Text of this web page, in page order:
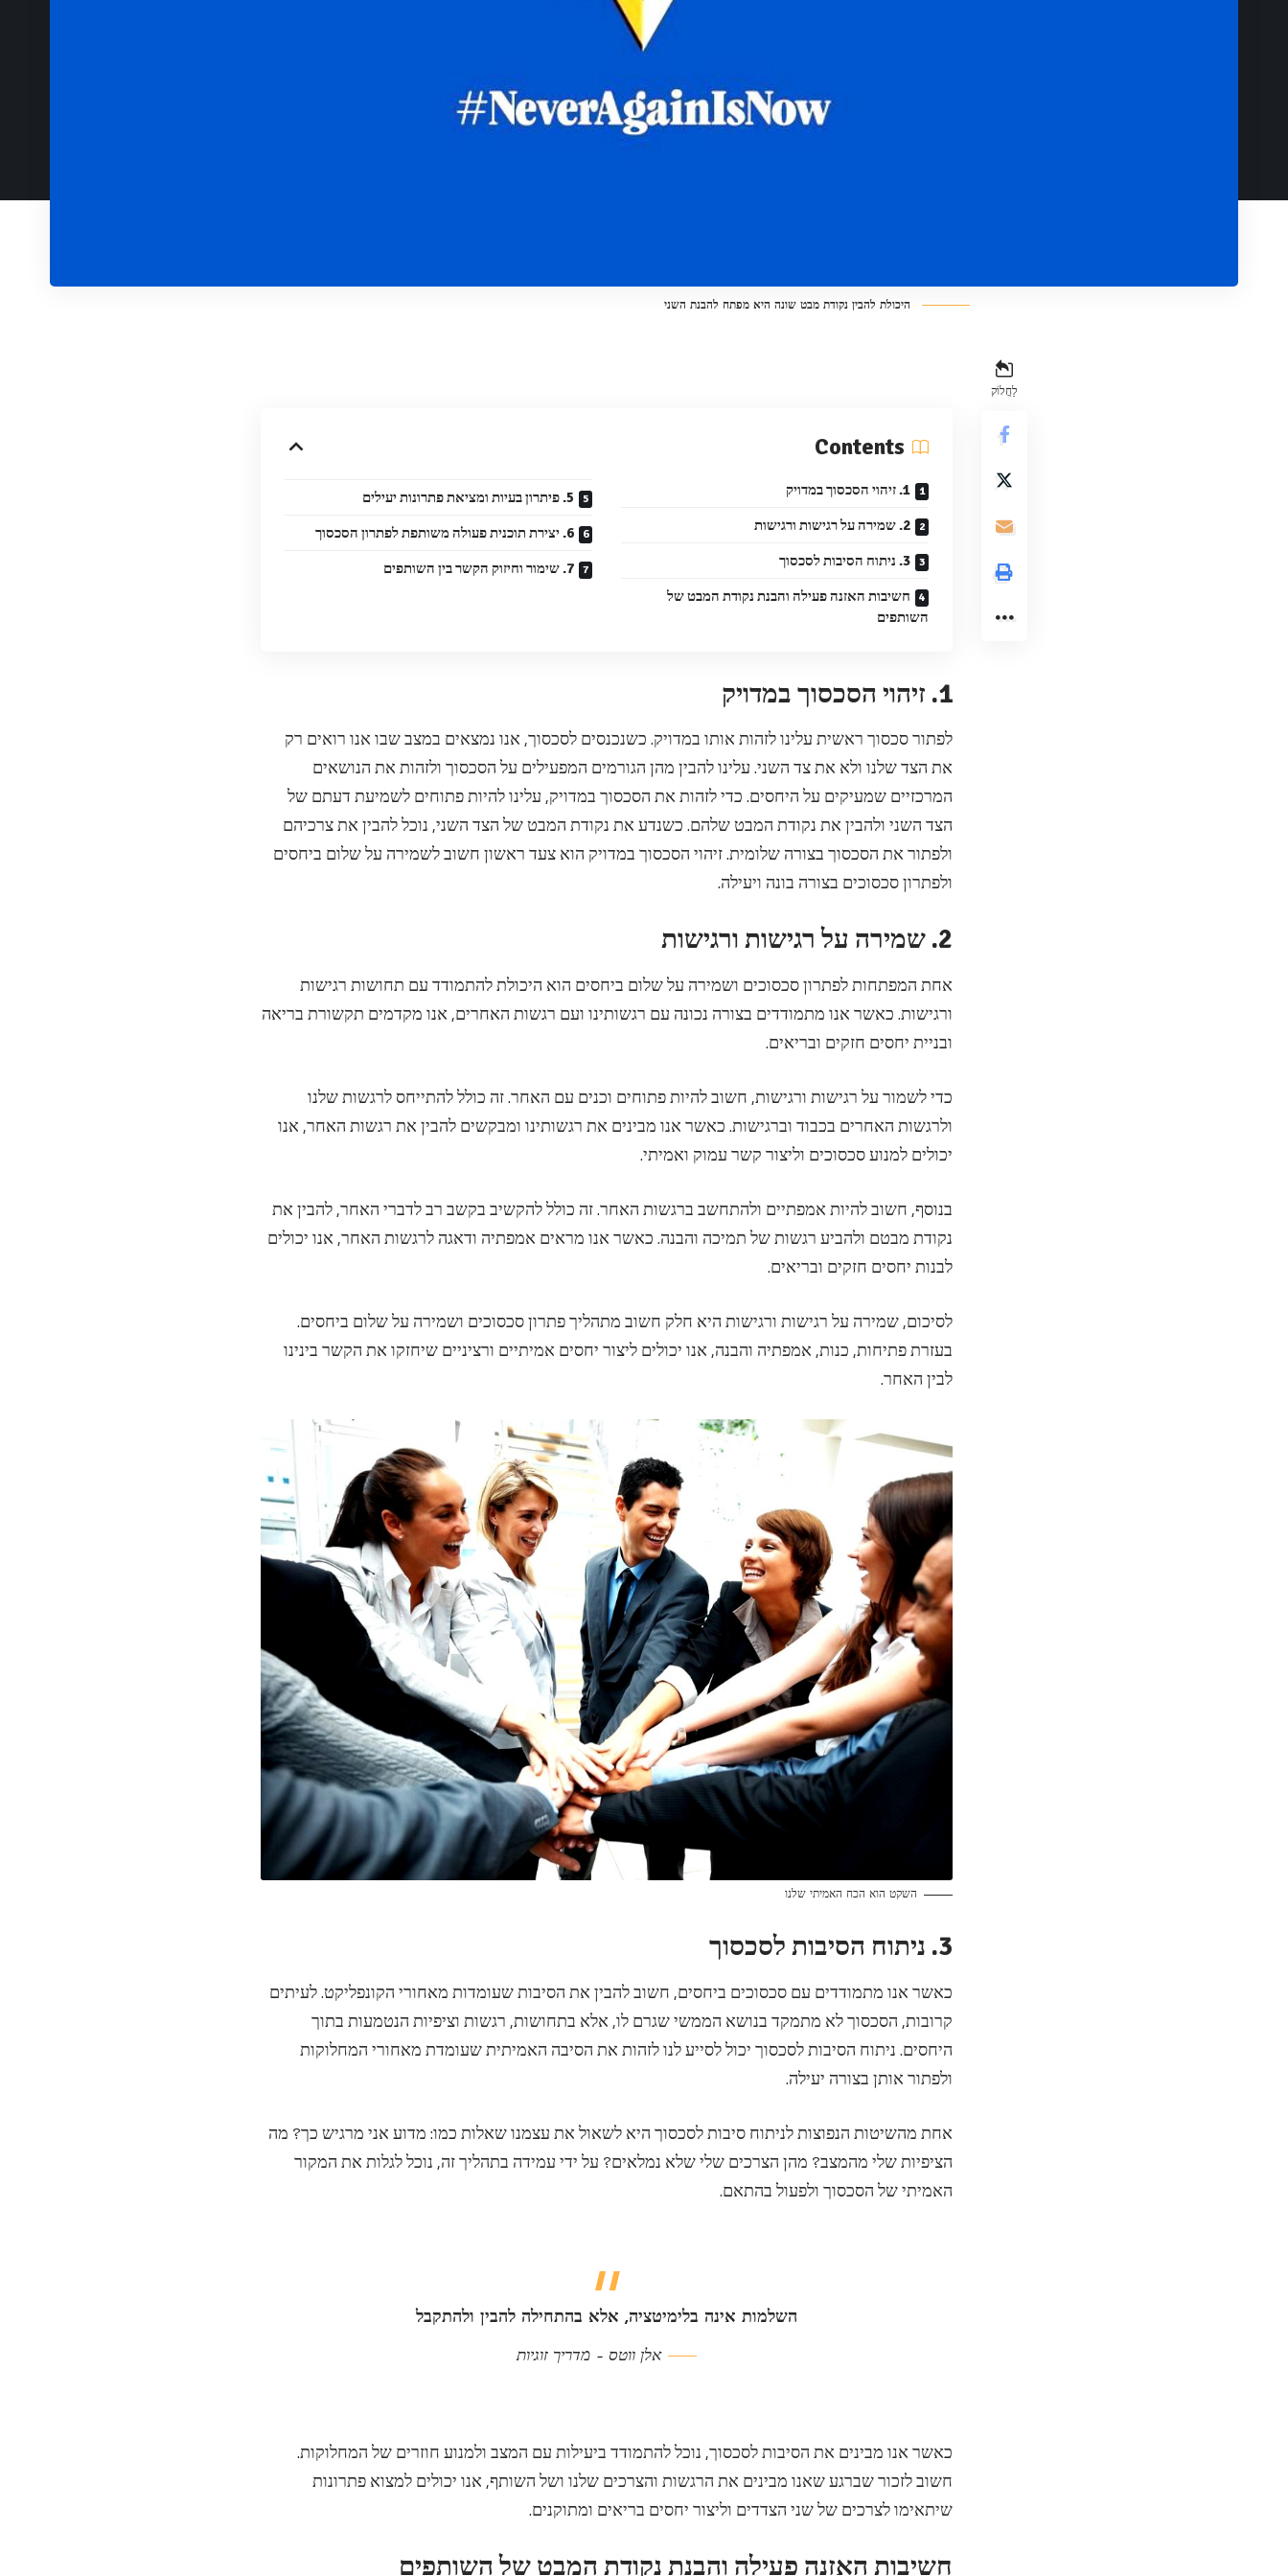
היכולת להבין נקודת מבט שונה היא מפתח להבנת השני
לַחֲלוֹק
Contents
1. זיהוי הסכסוך במדויק
2. שמירה על רגישות ורגישות
3. ניתוח הסיבות לסכסוך
חשיבות האזנה פעילה והבנת נקודת המבט של
השותפים
5. פיתרון בעיות ומציאת פתרונות יעילים
6. יצירת תוכנית פעולה משותפת לפתרון הסכסוך
7. שימור וחיזוק הקשר בין השותפים
1. זיהוי הסכסוך במדויק
לפתור סכסוך ראשית עלינו לזהות אותו במדויק. כשנכנסים לסכסוך, אנו נמצאים במצב שבו אנו רואים רק
את הצד שלנו ולא את צד השני. עלינו להבין מהן הגורמים המפעילים על הסכסוך ולזהות את הנושאים
המרכזיים שמעיקים על היחסים. כדי לזהות את הסכסוך במדויק, עלינו להיות פתוחים לשמיעת דעתם של
הצד השני ולהבין את נקודת המבט שלהם. כשנדע את נקודת המבט של הצד השני, נוכל להבין את צרכיהם
ולפתור את הסכסוך בצורה שלומית. זיהוי הסכסוך במדויק הוא צעד ראשון חשוב לשמירה על שלום ביחסים
ולפתרון סכסוכים בצורה בונה ויעילה.
2. שמירה על רגישות ורגישות
אחת המפתחות לפתרון סכסוכים ושמירה על שלום ביחסים הוא היכולת להתמודד עם תחושות רגישות
ורגישות. כאשר אנו מתמודדים בצורה נכונה עם רגשותינו ועם רגשות האחרים, אנו מקדמים תקשורת בריאה
ובניית יחסים חזקים ובריאים.
כדי לשמור על רגישות ורגישות, חשוב להיות פתוחים וכנים עם האחר. זה כולל להתייחס לרגשות שלנו
ולרגשות האחרים בכבוד וברגישות. כאשר אנו מבינים את רגשותינו ומבקשים להבין את רגשות האחר, אנו
יכולים למנוע סכסוכים וליצור קשר עמוק ואמיתי.
בנוסף, חשוב להיות אמפתיים ולהתחשב ברגשות האחר. זה כולל להקשיב בקשב רב לדברי האחר, להבין את
נקודת מבטם ולהביע רגשות של תמיכה והבנה. כאשר אנו מראים אמפתיה ודאגה לרגשות האחר, אנו יכולים
לבנות יחסים חזקים ובריאים.
לסיכום, שמירה על רגישות ורגישות היא חלק חשוב מתהליך פתרון סכסוכים ושמירה על שלום ביחסים.
בעזרת פתיחות, כנות, אמפתיה והבנה, אנו יכולים ליצור יחסים אמיתיים ורציניים שיחזקו את הקשר בינינו
לבין האחר.
השקט הוא הכח האמיתי שלנו
3. ניתוח הסיבות לסכסוך
כאשר אנו מתמודדים עם סכסוכים ביחסים, חשוב להבין את הסיבות שעומדות מאחורי הקונפליקט. לעיתים
קרובות, הסכסוך לא מתמקד בנושא הממשי שגרם לו, אלא בתחושות, רגשות וציפיות הנטמעות בתוך
היחסים. ניתוח הסיבות לסכסוך יכול לסייע לנו לזהות את הסיבה האמיתית שעומדת מאחורי המחלוקות
ולפתור אותן בצורה יעילה.
אחת מהשיטות הנפוצות לניתוח סיבות לסכסוך היא לשאול את עצמנו שאלות כמו: מדוע אני מרגיש כך? מה
הציפיות שלי מהמצב? מהן הצרכים שלי שלא נמלאים? על ידי עמידה בתהליך זה, נוכל לגלות את המקור
האמיתי של הסכסוך ולפעול בהתאם.
השלמות אינה בלימיטציה, אלא בהתחילה להבין ולהתקבל
אלן ווטס – מדריך זוגיות
כאשר אנו מבינים את הסיבות לסכסוך, נוכל להתמודד ביעילות עם המצב ולמנוע חוזרים של המחלוקות.
חשוב לזכור שברגע שאנו מבינים את הרגשות והצרכים שלנו ושל השותף, אנו יכולים למצוא פתרונות
שיתאימו לצרכים של שני הצדדים וליצור יחסים בריאים ומתוקנים.
חשיבות האזנה פעילה והבנת נקודת המבט של השותפים